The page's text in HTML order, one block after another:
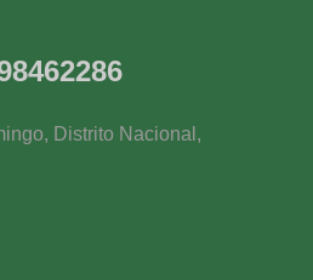
Distrito Nacional,